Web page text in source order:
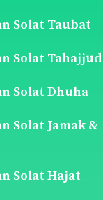
Solat Taubat
Solat Tahajjud
Solat Dhuha
Solat Jamak &
Solat Hajat